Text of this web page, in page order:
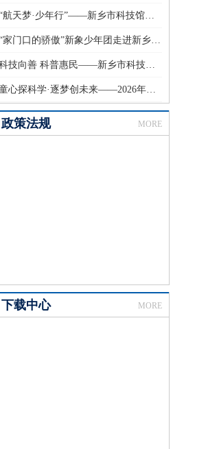
“航天梦·少年行”——新乡市科技馆开展2026年中国航天日主题科普实践活动
“家门口的骄傲”新象少年团走进新乡市科技馆 共赴科学之约
科技向善 科普惠民——新乡市科技馆精准服务特殊群体
童心探科学·逐梦创未来——2026年新乡市科技馆庆“六一”科普实践活动
政策法规 MORE
下载中心 MORE